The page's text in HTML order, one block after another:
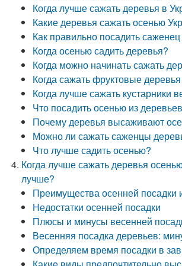
Когда лучше сажать деревья в
Какие деревья сажать осенью
Как правильно посадить
Когда осенью садить деревья?
Когда можно начинать сажать
Когда сажать фруктовые
Когда лучше сажать кустарники
Что посадить осенью из
Почему деревья высаживают
Можно ли сажать саженцы
Что лучше садить осенью?
Когда лучше сажать деревья
лучше?
Преимущества осенней посадки
Недостатки осенней посадки
Плюсы и минусы весенней
Весенняя посадка деревьев:
Определяем время посадки в